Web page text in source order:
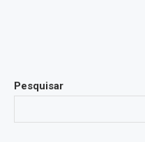
Pesquisar